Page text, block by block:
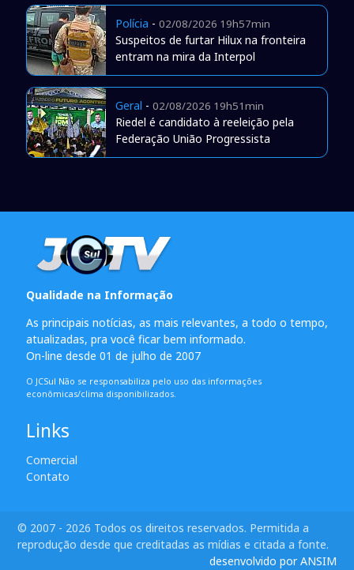
Polícia - 02/08/2026 19h57min
Suspeitos de furtar Hilux na fronteira
entram na mira da Interpol
Geral - 02/08/2026 19h51min
Riedel é candidato à reeleição pela
Federação União Progressista
Qualidade na Informação
As principais notícias, as mais relevantes, a todo o tempo,
atualizadas, pra você ficar bem informado.
On-line desde 01 de julho de 2007
O JCSul Não se responsabiliza pelo uso das informações
econômicas/clima disponibilizados.
Links
Comercial
Contato
© 2007 - 2026 Todos os direitos reservados. Permitida a
reprodução desde que creditadas as mídias e citada a fonte.
desenvolvido por ANSIM